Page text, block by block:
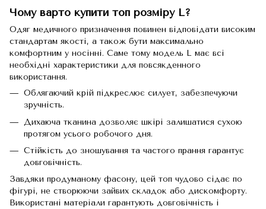
Чому варто купити топ розміру L?
Одяг медичного призначення повинен відповідати високим
стандартам якості, а також бути максимально
комфортним у носінні. Саме тому модель L має всі
необхідні характеристики для повсякденного
використання.
Облягаючий крій підкреслює силует, забезпечуючи
зручність.
Дихаюча тканина дозволяє шкірі залишатися сухою
протягом усього робочого дня.
Стійкість до зношування та частого прання гарантує
довговічність.
Завдяки продуманому фасону, цей топ чудово сідає по
фігурі, не створюючи зайвих складок або дискомфорту.
Використані матеріали гарантують довговічність і